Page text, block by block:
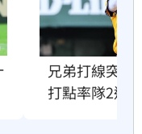
兄弟打線突破
打點率隊2連勝